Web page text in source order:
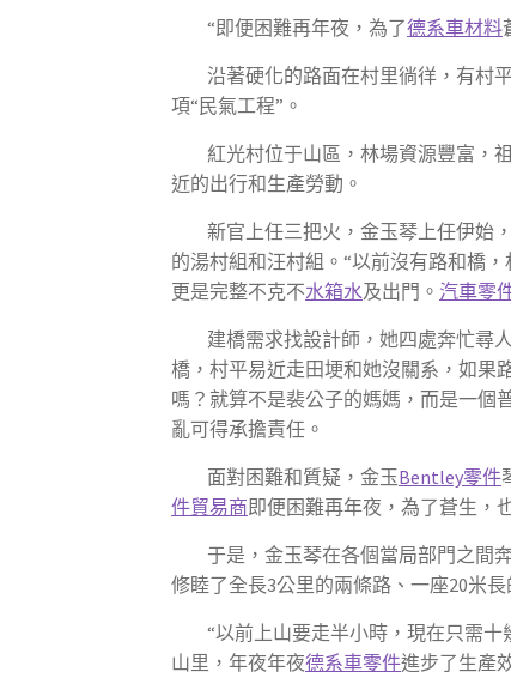
“即便困難再年夜，為了德系車材料
沿著硬化的路面在村里徜徉，有村
項“民氣工程”。
紅光村位于山區，林場資源豐富，
近的出行和生產勞動。
新官上任三把火，金玉琴上任伊始
的湯村組和汪村組。“以前沒有路和橋
更是完整不克不水箱水及出門。 汽車零
建橋需求找設計師，她四處奔忙尋
橋，村平易近走田埂和她沒關系，如果
嗎？就算不是裴公子的媽媽，而是一個
亂可得承擔責任。
面對困難和質疑，金玉Bentley零件
件貿易商即便困難再年夜，為了蒼生，
于是，金玉琴在各個當局部門之間
修睦了全長3公里的兩條路、一座20米長
“以前上山要走半小時，現在只需十
山里，年夜年夜德系車零件進步了生產